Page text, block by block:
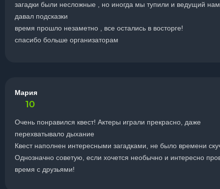
загадки были несложные , но иногда мы тупили и ведущий нам
давал подсказки
время прошло незаметно , все остались в восторге!
спасибо больше организаторам
Мария
10
Очень понравился квест! Актеры играли прекрасно, даже
перехватывало дыхание
Квест наполнен интересными загадками, не было времени
Однозначно советую, если хочется необычно и интересно
время с друзьями!